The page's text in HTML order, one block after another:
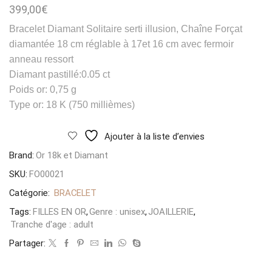
399,00€
Bracelet Diamant Solitaire serti illusion, Chaîne Forçat
diamantée 18 cm réglable à 17et 16 cm avec fermoir
anneau ressort
Diamant pastillé:0.05 ct
Poids or: 0,75 g
Type or: 18 K (750 millièmes)
Ajouter à la liste d’envies
Brand: Or 18k et Diamant
SKU: FO00021
Catégorie: BRACELET
Tags: FILLES EN OR,Genre : unisex,JOAILLERIE,
Tranche d'age : adult
Partager: